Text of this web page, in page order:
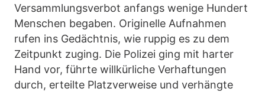
Versammlungsverbot anfangs wenige Hundert
Menschen begaben. Originelle Aufnahmen
rufen ins Gedächtnis, wie ruppig es zu dem
Zeitpunkt zuging. Die Polizei ging mit harter
Hand vor, führte willkürliche Verhaftungen
durch, erteilte Platzverweise und verhängte